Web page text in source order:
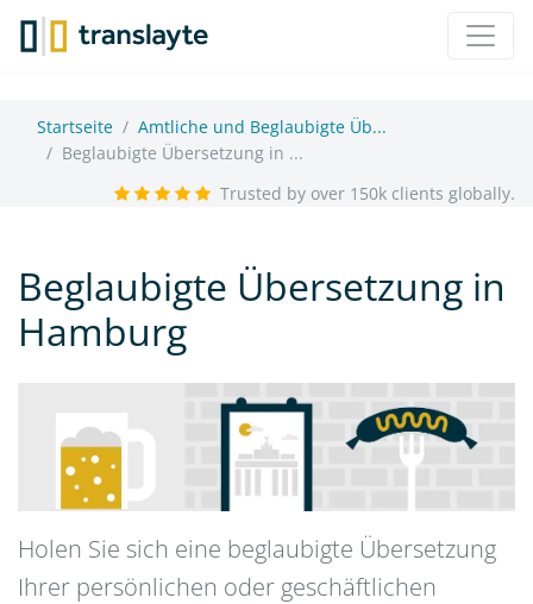
Startseite
Amtliche und Beglaubigte Üb...
Beglaubigte Übersetzung in ...
Trusted by over 150k clients globally.
Beglaubigte Übersetzung in
Hamburg
Holen Sie sich eine beglaubigte Übersetzung
Ihrer persönlichen oder geschäftlichen